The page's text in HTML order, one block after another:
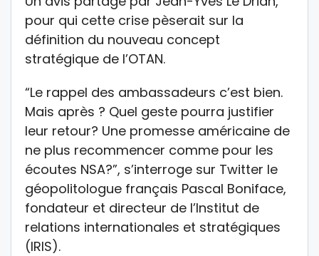
pour qui cette crise pèserait sur la
définition du nouveau concept
stratégique de l’OTAN.
“Le rappel des ambassadeurs c’est bien.
Mais après ? Quel geste pourra justifier
leur retour? Une promesse américaine de
ne plus recommencer comme pour les
écoutes NSA?”, s’interroge sur Twitter le
géopolitologue français Pascal Boniface,
fondateur et directeur de l’Institut de
relations internationales et stratégiques
(IRIS).